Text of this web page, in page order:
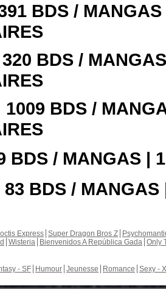
BDS /
BDS /
1009 BDS /
BDS / MANGAS |
83 BDS / MANGAS
Express Super Dragon Bros Z
Wisteria Bienvenidos A República Gada Only
- SF Humour Jeunesse Romance Sexy -